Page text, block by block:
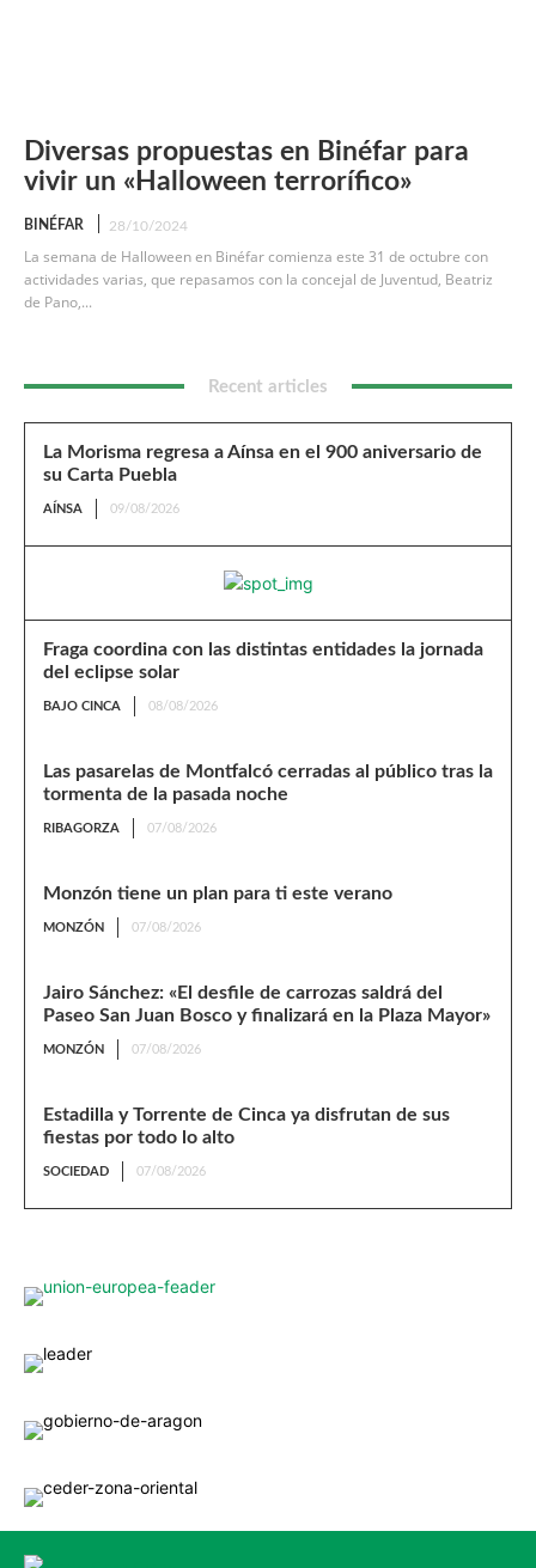
Diversas propuestas en Binéfar para
vivir un «Halloween terrorífico»
BINÉFAR 28/10/2024
La semana de Halloween en Binéfar comienza este 31 de octubre con
actividades varias, que repasamos con la concejal de Juventud, Beatriz
de Pano,...
Recent articles
La Morisma regresa a Aínsa en el 900 aniversario de
su Carta Puebla
AÍNSA 09/08/2026
Fraga coordina con las distintas entidades la jornada
del eclipse solar
BAJO CINCA 08/08/2026
Las pasarelas de Montfalcó cerradas al público tras la
tormenta de la pasada noche
RIBAGORZA 07/08/2026
Monzón tiene un plan para ti este verano
MONZÓN 07/08/2026
Jairo Sánchez: «El desfile de carrozas saldrá del
Paseo San Juan Bosco y finalizará en la Plaza Mayor»
MONZÓN 07/08/2026
Estadilla y Torrente de Cinca ya disfrutan de sus
fiestas por todo lo alto
SOCIEDAD 07/08/2026